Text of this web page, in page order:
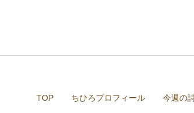
TOP ちひろプロフィール 今週の